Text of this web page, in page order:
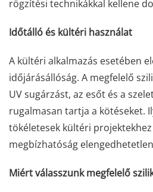
rögzítési technikákkal kellene
Időtálló és kültéri használat
A kültéri alkalmazás esetében
időjárásállóság. A megfelelő
UV sugárzást, az esőt és a
rugalmasan tartja a kötéseket.
tökéletesek kültéri projektekhez
megbízhatóság
Miért válasszunk megfelelő